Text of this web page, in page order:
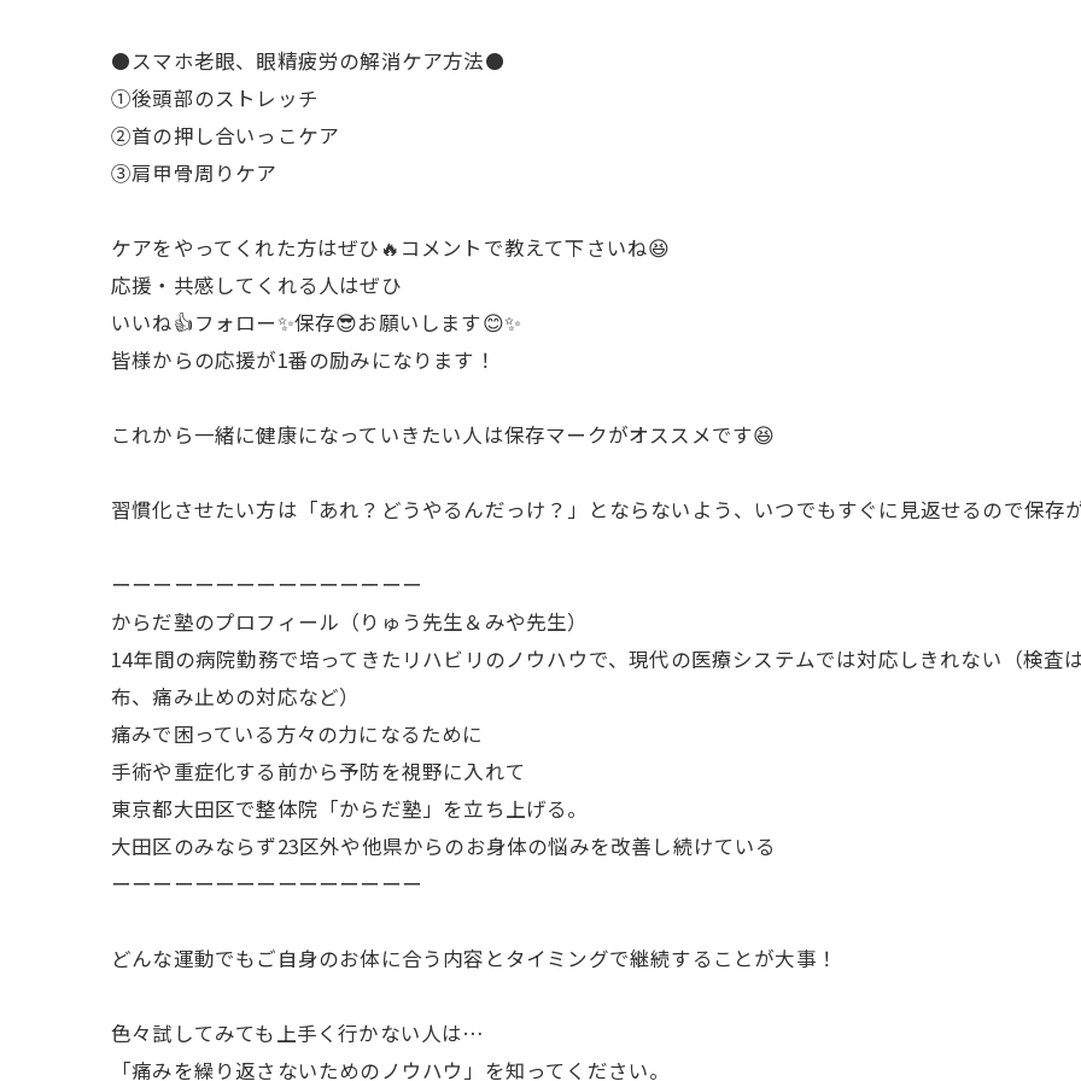
⚫️スマホ老眼、眼精疲労の解消ケア方法⚫️
①後頭部のストレッチ
②首の押し合いっこケア
③肩甲骨周りケア
ケアをやってくれた方はぜひ🔥コメントで教えて下さいね😆
応援・共感してくれる人はぜひ
いいね👍フォロー✨保存😎お願いします😊✨
皆様からの応援が1番の励みになります！
これから一緒に健康になっていきたい人は保存マークがオススメです😆
習慣化させたい方は「あれ？どうやるんだっけ？」とならないよう、いつでもすぐに見返せるので保存
ーーーーーーーーーーーーーーー
からだ塾のプロフィール（りゅう先生＆みや先生）
14年間の病院勤務で培ってきたリハビリのノウハウで、現代の医療システムでは対応しきれない（検査
布、痛み止めの対応など）
痛みで困っている方々の力になるために
手術や重症化する前から予防を視野に入れて
東京都大田区で整体院「からだ塾」を立ち上げる。
大田区のみならず23区外や他県からのお身体の悩みを改善し続けている
ーーーーーーーーーーーーーーー
どんな運動でもご自身のお体に合う内容とタイミングで継続することが大事！
色々試してみても上手く行かない人は…
「痛みを繰り返さないためのノウハウ」を知ってください。